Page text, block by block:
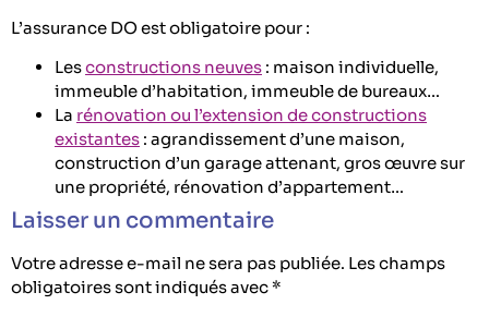
L’assurance DO est obligatoire pour :
Lesconstructions neuves : maison individuelle,
immeuble d’habitation, immeuble de bureaux…
La rénovation ou l’extension de constructions
existantes : agrandissement d’une maison,
construction d’un garage attenant, gros œuvre sur
une propriété, rénovation d’appartement…
Laisser un commentaire
Votre adresse e-mail ne sera pas publiée. Les champs
obligatoires sont indiqués avec *